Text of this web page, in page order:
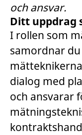
och ansvar.
Ditt uppdrag
I rollen som
samordnar
dialog med
och ansvarar